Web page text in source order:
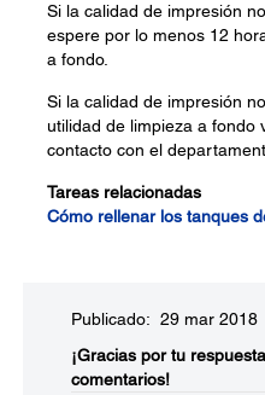
Si la calidad de impresión
espere por lo menos 12
a fondo.
Si la calidad de impresión
utilidad de limpieza a fondo
contacto con el
Tareas relacionadas
Cómo rellenar los tanques
Publicado: 29 mar 2018
¡Gracias por tu
comentarios!